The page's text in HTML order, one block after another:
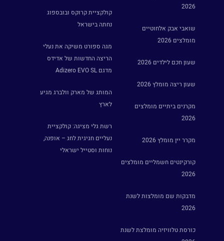
2026
שואבי אבק אלחוטיים
מומלצים 2026
שעון חכם לילדים 2026
שעון ריצה מומלץ 2026
מקרנים ביתיים מומלצים
2026
מקרר יין מומלץ 2026
קורקינטים חשמליים מומלצים
2026
מדבקות שם מומלצות לשנת
2026
כורסת טלוויזיה מומלצת לשנת
קולקציית קרוקס ובובספוג
נחתה בישראל
מגה ספורט משיקה את נעלי
הריצה החדשות של אדידס
מדגם Adizero EVO SL
המותג של מארק וולברג מגיע
לארץ
רשת גלי מציגה: קולקציית
נעליים חגיגית לחג – אופנה,
נוחות וסטייל ישראלי